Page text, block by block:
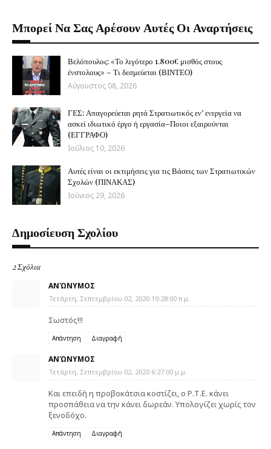
Μπορεί Να Σας Αρέσουν Αυτές Οι Αναρτήσεις
Βελόπουλος: «Το λιγότερο 1.800€ μισθός στους
ένστολους» – Τι δεσμεύεται (ΒΙΝΤΕΟ)
Αύγουστος 08, 2026
ΓΕΣ: Απαγορεύεται ρητά Στρατιωτικός εν’ ενεργεία να
ασκεί ιδιωτικό έργο ή εργασία–Ποιοι εξαιρούνται
(ΕΓΓΡΑΦΟ)
Ιούλιος 10, 2026
Αυτές είναι οι εκτιμήσεις για τις Βάσεις των Στρατιωτικών
Σχολών (ΠΙΝΑΚΑΣ)
Ιούνιος 29, 2026
Δημοσίευση Σχολίου
2 Σχόλια
ΑΝΏΝΥΜΟΣ
Τετάρτη, Σεπτεμβρίου 02, 2020 10:28:00 π.μ.
Σωστός!!!
Απάντηση Διαγραφή
ΑΝΏΝΥΜΟΣ
Τετάρτη, Σεπτεμβρίου 02, 2020 6:27:00 μ.μ.
Και επειδή η προβοκάτσια κοστίζει, ο Ρ.Τ.Ε. κάνει
προσπάθεια να την κάνει δωρεάν. Υπολογίζει χωρίς τον
ξενοδόχο.
Απάντηση Διαγραφή